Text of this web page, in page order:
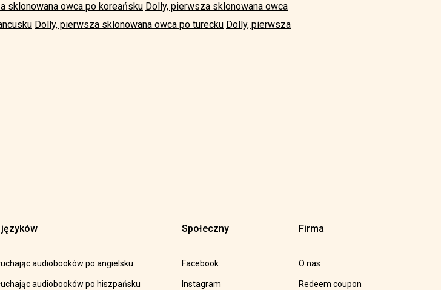
sklonowana owca po koreańsku Dolly, pierwsza sklonowana owca
Dolly, pierwsza sklonowana owca po turecku Dolly, pierwsza
audiobooków po angielsku
audiobooków po hiszpańsku
Społeczny
Facebook
Instagram
Firma
O nas
Redeem coupon